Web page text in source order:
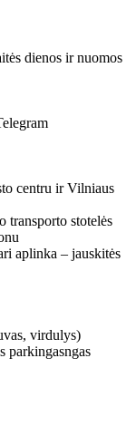
dienos ir nuomos
centru ir Vilniaus
transporto stotelės
aplinka – jauskitės
virdulys)
parkingasngas